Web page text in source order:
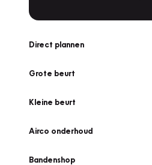
Direct plannen
Grote beurt
Kleine beurt
Airco onderhoud
Bandenshop